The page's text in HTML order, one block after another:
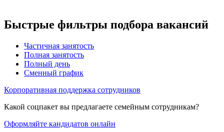
Быстрые фильтры подбора вакансий
Частичная занятость
Полная занятость
Полный день
Сменный график
Корпоративная поддержка сотрудников
Какой соцпакет вы предлагаете семейным сотрудникам?
Оформляйте кандидатов онлайн